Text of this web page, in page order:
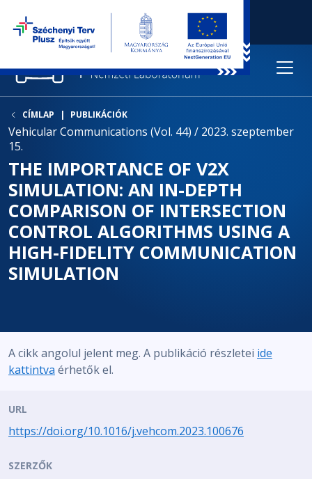
CÍMLAP PUBLIKÁCIÓK
Vehicular Communications (Vol. 44) / 2023. szeptember
15.
THE IMPORTANCE OF V2X
SIMULATION: AN IN-DEPTH
COMPARISON OF INTERSECTION
CONTROL ALGORITHMS USING A
HIGH-FIDELITY COMMUNICATION
SIMULATION
A cikk angolul jelent meg. A publikáció részletei ide
kattintva érhetők el.
URL
https://doi.org/10.1016/j.vehcom.2023.100676
SZERZŐK